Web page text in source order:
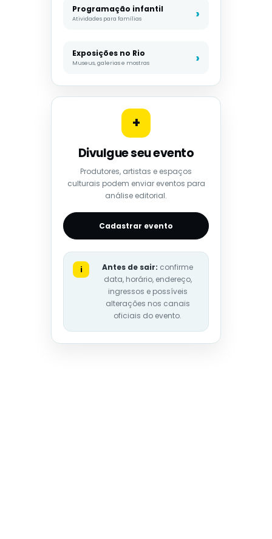
Programação infantil
Atividades para famílias
Exposições no Rio
Museus, galerias e mostras
+
Divulgue seu evento
Produtores, artistas e espaços
culturais podem enviar eventos para
análise editorial.
Cadastrar evento
i Antes de sair: confirme
data, horário, endereço,
ingressos e possíveis
alterações nos canais
oficiais do evento.